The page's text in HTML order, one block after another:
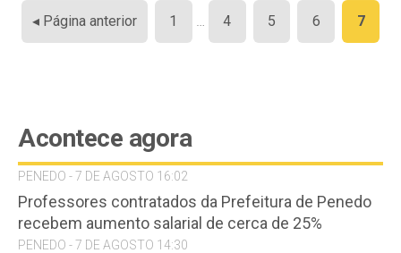
Paginação
de
◂ Página anterior 1 … 4 5 6 7
Acontece agora
PENEDO - 7 DE AGOSTO 16:02
Professores contratados da Prefeitura de Penedo
recebem aumento salarial de cerca de 25%
PENEDO - 7 DE AGOSTO 14:30